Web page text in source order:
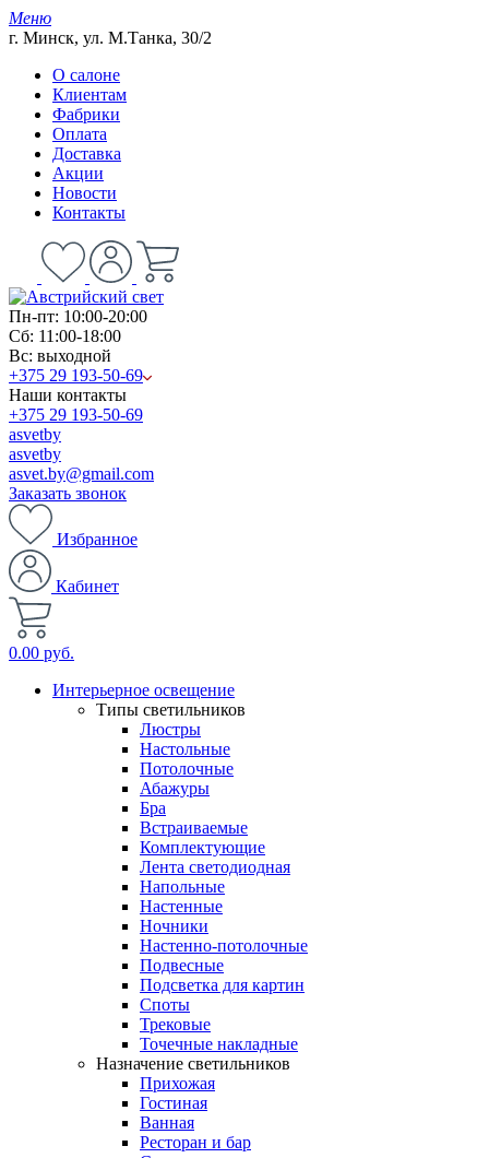
Меню
г. Минск, ул. М.Танка, 30/2
О салоне
Клиентам
Фабрики
Оплата
Доставка
Акции
Новости
Контакты
Пн-пт: 10:00-20:00
Сб: 11:00-18:00
Вс: выходной
+375 29 193-50-69
Наши контакты
+375 29 193-50-69
asvetby
asvetby
asvet.by@gmail.com
Заказать звонок
Избранное
Кабинет
0.00 руб.
Интерьерное освещение
Типы светильников
Люстры
Настольные
Потолочные
Абажуры
Бра
Встраиваемые
Комплектующие
Лента светодиодная
Напольные
Настенные
Ночники
Настенно-потолочные
Подвесные
Подсветка для картин
Споты
Трековые
Точечные накладные
Назначение светильников
Прихожая
Гостиная
Ванная
Ресторан и бар